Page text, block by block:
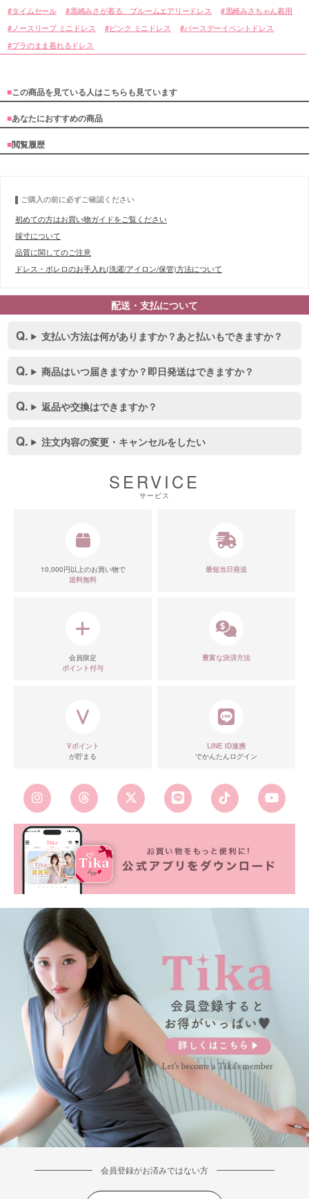
■スペック表
■カラーバリエーション
■ディティール
タイムセール 黒崎みさが着る、ブルームエアリードレス 黒崎みさちゃん着用
ノースリーブ ミニドレス ピンク ミニドレス バースデーイベントドレス
ブラのまま着れるドレス
■この商品を見ている人はこちらも見ています
■あなたにおすすめの商品
■閲覧履歴
ご購入の前に必ずご確認ください
初めての方はお買い物ガイドをご覧ください
採寸について
品質に関してのご注意
ドレス・ボレロのお手入れ(洗濯/アイロン/保管)方法について
配送・支払について
支払い方法は何がありますか？あと払いもできますか？
商品はいつ届きますか？即日発送はできますか？
返品や交換はできますか？
注文内容の変更・キャンセルをしたい
SERVICE
サービス
10,000円以上のお買い物で
送料無料
最短当日発送
会員限定
ポイント付与
豊富な決済方法
Vポイント
が貯まる
LINE ID連携
でかんたんログイン
会員登録がお済みではない方